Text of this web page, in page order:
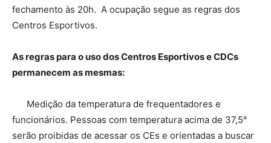
fechamento às 20h. A ocupação segue as regras dos
Centros Esportivos.
As regras para o uso dos Centros Esportivos e CDCs
permanecem as mesmas:
Medição da temperatura de frequentadores e
funcionários. Pessoas com temperatura acima de 37,5°
serão proibidas de acessar os CEs e orientadas a buscar